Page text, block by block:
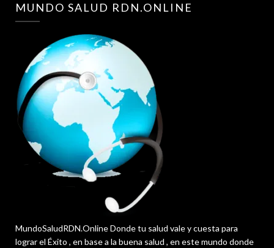
MUNDO SALUD RDN.ONLINE
MundoSaludRDN.Online Donde tu salud vale y cuesta para
lograr el Éxito , en base a la buena salud , en este mundo donde